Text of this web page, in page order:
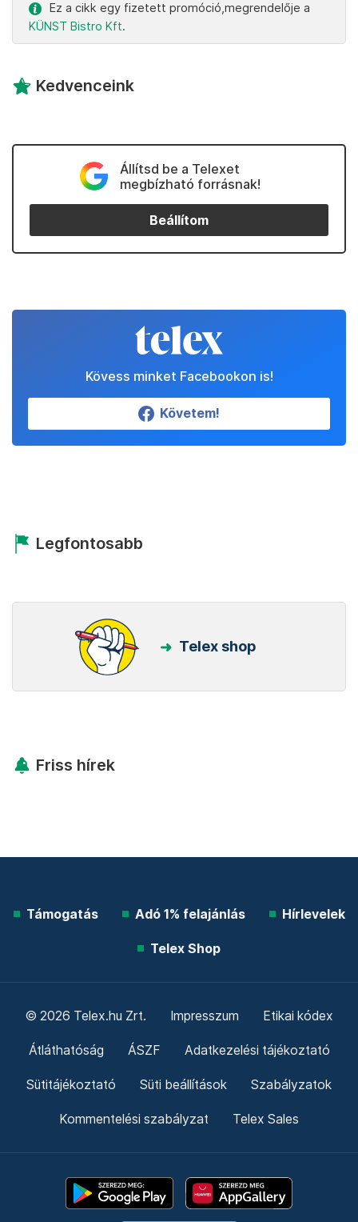
Ez a cikk egy fizetett promóció,megrendelője a
KÜNST Bistro Kft.
Kedvenceink
Állítsd be a Telexet
megbízható forrásnak!
Beállítom
Kövess minket Facebookon is!
Követem!
Legfontosabb
Telex shop
Friss hírek
Támogatás Adó 1% felajánlás Hírlevelek
Telex Shop
© 2026 Telex.hu Zrt. Impresszum Etikai kódex
Átláthatóság ÁSZF Adatkezelési tájékoztató
Sütitájékoztató Süti beállítások Szabályzatok
Kommentelési szabályzat Telex Sales